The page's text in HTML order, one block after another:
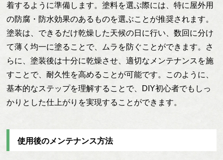
着するように準備します。塗料を選ぶ際には、特に屋外用
の防腐・防水効果のあるものを選ぶことが推奨されます。
塗装は、できるだけ乾燥した天候の日に行い、数回に分け
て薄く均一に塗ることで、ムラを防ぐことができます。さ
らに、塗装後は十分に乾燥させ、適切なメンテナンスを施
すことで、耐久性を高めることが可能です。このように、
基本的なステップを理解することで、DIY初心者でもしっ
かりとした仕上がりを実現することができます。
使用後のメンテナンス方法